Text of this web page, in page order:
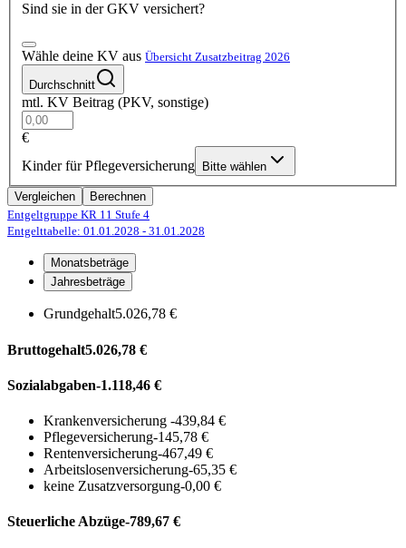
Sind sie in der GKV versichert?
Wähle deine KV aus Übersicht Zusatzbeitrag 2026
Durchschnitt
mtl. KV Beitrag (PKV, sonstige)
€
Kinder für Pflegeversicherung
Bitte wählen
Vergleichen
Berechnen
Entgeltgruppe KR 11 Stufe 4
Entgelttabelle: 01.01.2028 - 31.01.2028
Monatsbeträge
Jahresbeträge
Grundgehalt5.026,78 €
Bruttogehalt5.026,78 €
Sozialabgaben-1.118,46 €
Krankenversicherung -439,84 €
Pflegeversicherung-145,78 €
Rentenversicherung-467,49 €
Arbeitslosenversicherung-65,35 €
keine Zusatzversorgung-0,00 €
Steuerliche Abzüge-789,67 €